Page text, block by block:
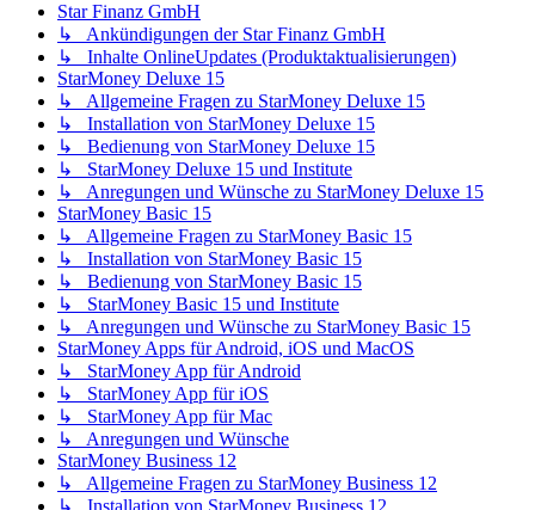
Star Finanz GmbH
↳ Ankündigungen der Star Finanz GmbH
↳ Inhalte OnlineUpdates (Produktaktualisierungen)
StarMoney Deluxe 15
↳ Allgemeine Fragen zu StarMoney Deluxe 15
↳ Installation von StarMoney Deluxe 15
↳ Bedienung von StarMoney Deluxe 15
↳ StarMoney Deluxe 15 und Institute
↳ Anregungen und Wünsche zu StarMoney Deluxe 15
StarMoney Basic 15
↳ Allgemeine Fragen zu StarMoney Basic 15
↳ Installation von StarMoney Basic 15
↳ Bedienung von StarMoney Basic 15
↳ StarMoney Basic 15 und Institute
↳ Anregungen und Wünsche zu StarMoney Basic 15
StarMoney Apps für Android, iOS und MacOS
↳ StarMoney App für Android
↳ StarMoney App für iOS
↳ StarMoney App für Mac
↳ Anregungen und Wünsche
StarMoney Business 12
↳ Allgemeine Fragen zu StarMoney Business 12